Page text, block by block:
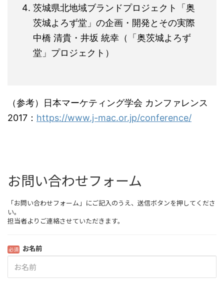
茨城県北地域ブランドプロジェクト「奥
茨城よろず堂」の企画・開発とその実際
中橋 清貴・井坂 統幸（「奥茨城よろず
堂」プロジェクト）
（参考）日本マーケティング学会 カンファレンス
2017： https://www.j-mac.or.jp/conference/